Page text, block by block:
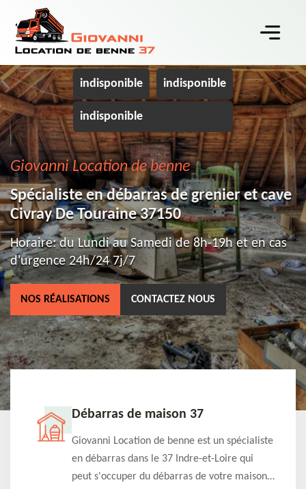
indisponible indisponible
indisponible
Giovanni Location de benne
Spécialiste en débarras de grenier et cave
Civray De Touraine 37150
Horaire: du Lundi au Samedi de 8h-19h et en cas
d'urgence 24h/24 7j/7
NOS RÉALISATIONS CONTACTEZ NOUS
Débarras de maison 37
Giovanni Location de benne est un spécialiste
en débarras dans le 37 Indre-et-Loire qui
peut s'occuper du débarras de votre maison